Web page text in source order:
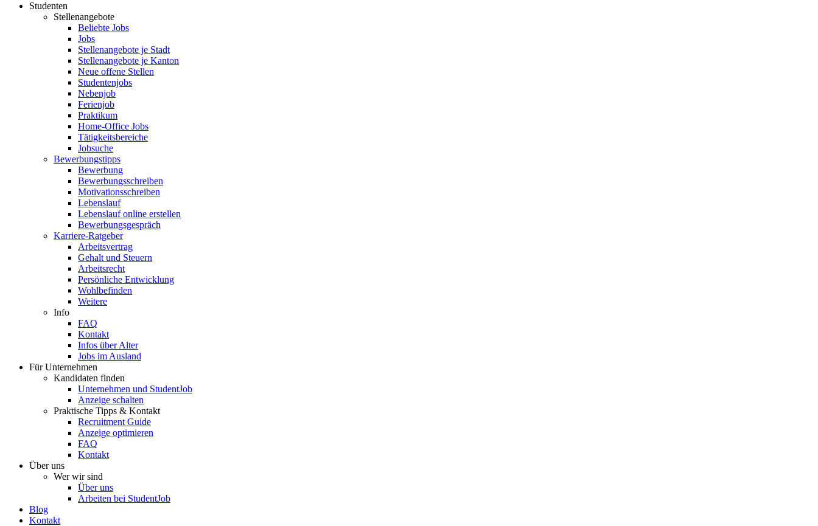
Studenten
Stellenangebote
Beliebte Jobs
Jobs
Stellenangebote je Stadt
Stellenangebote je Kanton
Neue offene Stellen
Studentenjobs
Nebenjob
Ferienjob
Praktikum
Home-Office Jobs
Tätigkeitsbereiche
Jobsuche
Bewerbungstipps
Bewerbung
Bewerbungsschreiben
Motivationsschreiben
Lebenslauf
Lebenslauf online erstellen
Bewerbungsgespräch
Karriere-Ratgeber
Arbeitsvertrag
Gehalt und Steuern
Arbeitsrecht
Persönliche Entwicklung
Wohlbefinden
Weitere
Info
FAQ
Kontakt
Infos über Alter
Jobs im Ausland
Für Unternehmen
Kandidaten finden
Unternehmen und StudentJob
Anzeige schalten
Praktische Tipps & Kontakt
Recruitment Guide
Anzeige optimieren
FAQ
Kontakt
Über uns
Wer wir sind
Über uns
Arbeiten bei StudentJob
Blog
Kontakt